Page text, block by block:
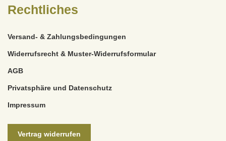
Rechtliches
Versand- & Zahlungsbedingungen
Widerrufsrecht & Muster-Widerrufsformular
AGB
Privatsphäre und Datenschutz
Impressum
Vertrag widerrufen